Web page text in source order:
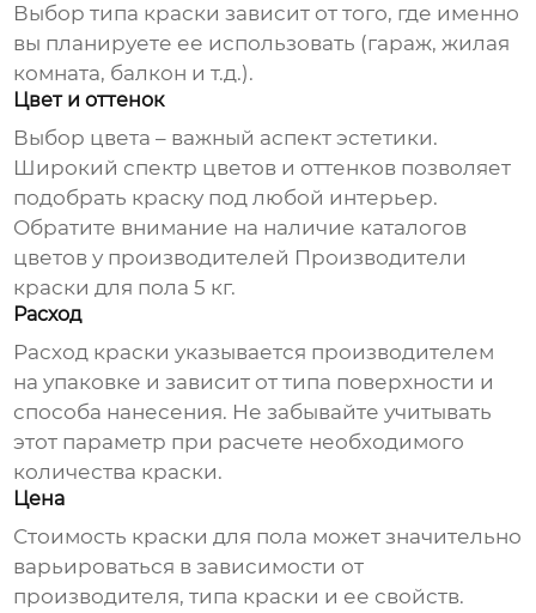
Выбор типа краски зависит от того, где именно
вы планируете ее использовать (гараж, жилая
комната, балкон и т.д.).
Цвет и оттенок
Выбор цвета – важный аспект эстетики.
Широкий спектр цветов и оттенков позволяет
подобрать краску под любой интерьер.
Обратите внимание на наличие каталогов
цветов у производителей Производители
краски для пола 5 кг.
Расход
Расход краски указывается производителем
на упаковке и зависит от типа поверхности и
способа нанесения. Не забывайте учитывать
этот параметр при расчете необходимого
количества краски.
Цена
Стоимость краски для пола может значительно
варьироваться в зависимости от
производителя, типа краски и ее свойств.